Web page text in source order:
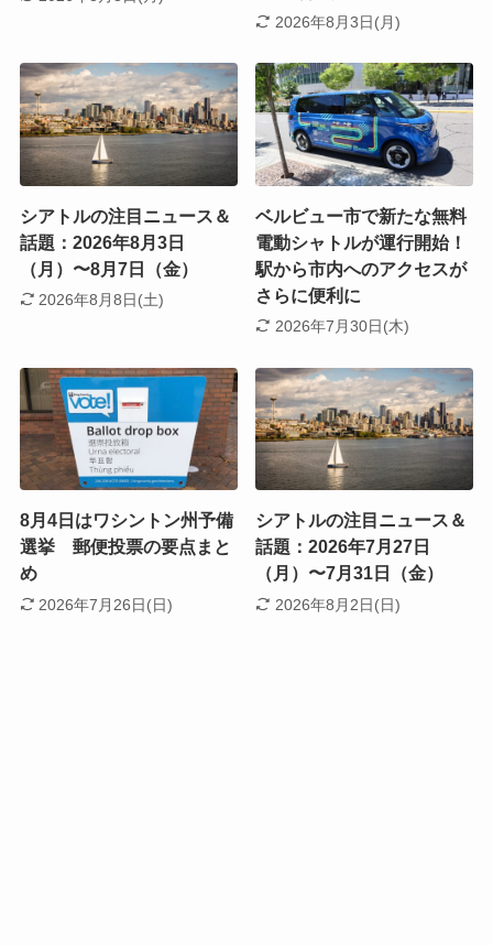
2026年8月3日(月)
シアトルの注目ニュース＆
話題：2026年8月3日
（月）〜8月7日（金）
2026年8月8日(土)
ベルビュー市で新たな無料
電動シャトルが運行開始！
駅から市内へのアクセスが
さらに便利に
2026年7月30日(木)
8月4日はワシントン州予備
選挙 郵便投票の要点まと
め
2026年7月26日(日)
シアトルの注目ニュース＆
話題：2026年7月27日
（月）〜7月31日（金）
2026年8月2日(日)